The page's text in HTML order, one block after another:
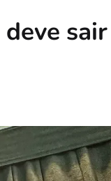
sair